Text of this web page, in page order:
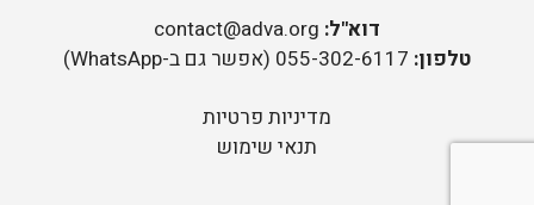
דוא"ל: contact@adva.org
טלפון:
מדיניות פרטיות
תנאי שימוש